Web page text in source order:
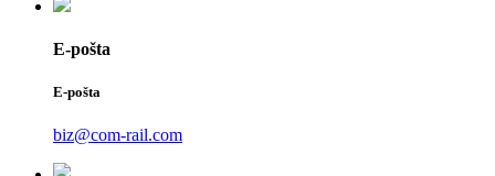
E-pošta
E-pošta
biz@com-rail.com